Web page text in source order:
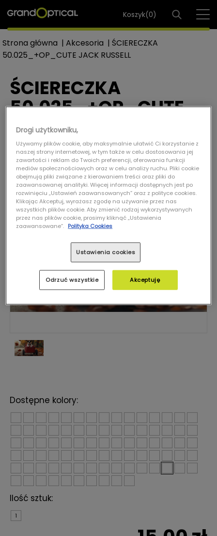
Koszyk(0)
Strona główna | Akcesoria | ŚCIERECZKA
50.025_+OP_CUTE JACK RUSSELL
ŚCIERECZKA
50.025_+OP_CUTE
JACK RUSSELL
ŚCIERECZKA 50.025_+OP_CUTE JACK RUSSELL
Ref: AKC.1000135
Dostępne kolory:
Ilość sztuk:
1
Drogi użytkowniku,
Używamy plików cookie, aby maksymalnie ułatwić Ci korzystanie z
naszej strony internetowej, w tym także w celu dostosowania jej
zawartości i reklam do Twoich preferencji, oferowania funkcji
mediów społecznościowych oraz w celu analizy ruchu. Pliki cookie
obejmują pliki związane z kierowaniem treści oraz pliki do
zaawansowanej analityki. Więcej informacji dostępnych jest po
rozwinięciu „Ustawień zaawansowanych” oraz z polityce cookies.
Klikając Akceptuj, wyrażasz zgodę na używanie przez nas
wszystkich plików cookie. Aby zmienić rodzaj wykorzystywanych
przez nas plików cookie, prosimy kliknąć „Ustawienia
zaawansowane”. Polityka Cookies
Ustawienia cookies
Odrzuć wszystkie Akceptuję